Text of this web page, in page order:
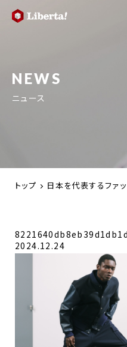
NEWS
ニュース
トップ 日本を代表するファ
2024.12.24